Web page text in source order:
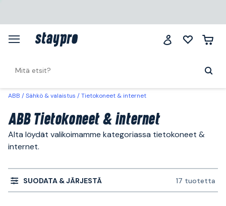
ABB Sähkö & valaistus Tietokoneet & internet
ABB Tietokoneet & internet
Alta löydät valikoimamme kategoriassa tietokoneet &
internet.
SUODATA & JÄRJESTÄ 17 tuotetta